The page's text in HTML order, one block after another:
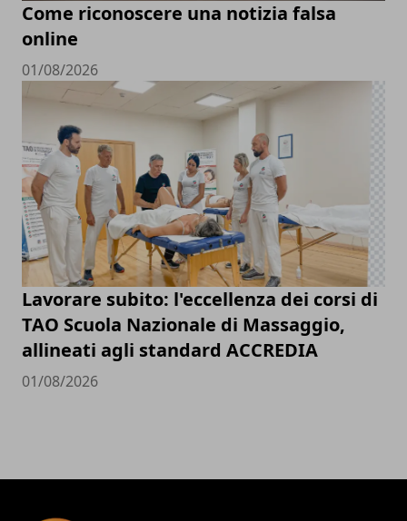
Come riconoscere una notizia falsa
online
01/08/2026
Lavorare subito: l'eccellenza dei corsi di
TAO Scuola Nazionale di Massaggio,
allineati agli standard ACCREDIA
01/08/2026